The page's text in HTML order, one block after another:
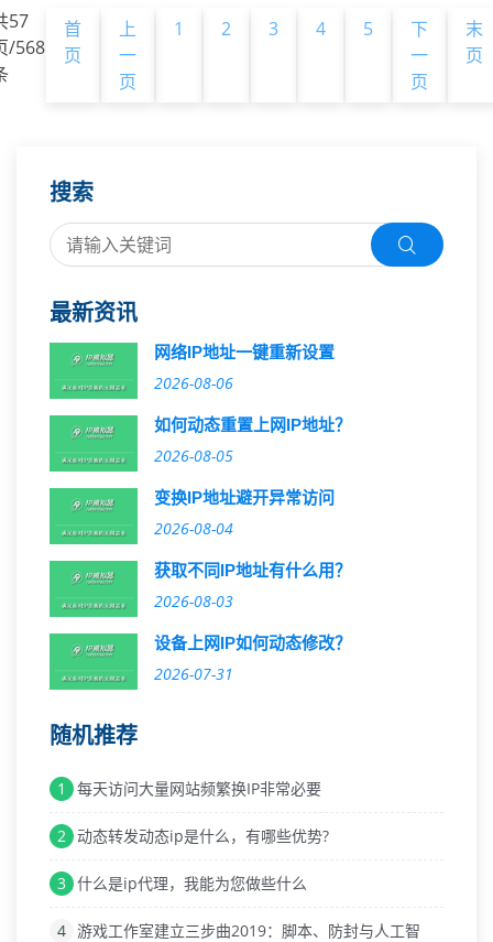
57
/568
首
页
上
一
页
1 2 3 4 5
下
一
页
末
页
搜索
最新资讯
网络IP地址一键重新设置
2026-08-06
如何动态重置上网IP地址？
2026-08-05
变换IP地址避开异常访问
2026-08-04
获取不同IP地址有什么用？
2026-08-03
设备上网IP如何动态修改？
2026-07-31
随机推荐
1 每天访问大量网站频繁换IP非常必要
2 动态转发动态ip是什么，有哪些优势?
3 什么是ip代理，我能为您做些什么
4 游戏工作室建立三步曲2019：脚本、防封与人工智